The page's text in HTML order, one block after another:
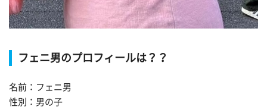
フェニ男のプロフィールは？？
名前： フェニ男
性別：男の子